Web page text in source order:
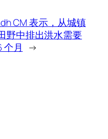
CM 表示，从城镇
野中排出洪水需要
个月
→